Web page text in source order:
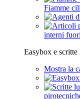
Fiamme
interni
Easybox e
Mostra la